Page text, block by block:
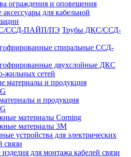
ограждения и оповещения
для кабельной
Трубы ДКС/ССД-
спиральные ССД-
двухслойные ДКС
жильных сетей
и продукция
материалы Corning
материалы 3M
устройства для электрических
связи
для монтажа кабелей связи